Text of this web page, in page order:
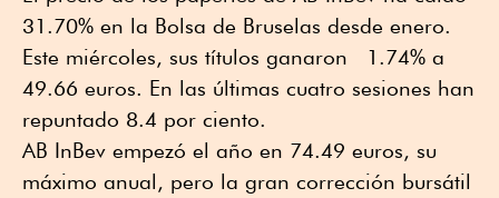
31.70% en la Bolsa de Bruselas desde enero.
Este miércoles, sus títulos ganaron 1.74% a
49.66 euros. En las últimas cuatro sesiones han
repuntado 8.4 por ciento.
AB InBev empezó el año en 74.49 euros, su
máximo anual, pero la gran corrección bursátil